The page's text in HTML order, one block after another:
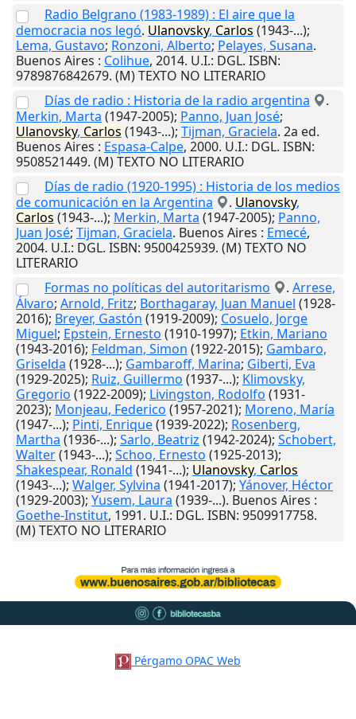
Radio Belgrano (1983-1989) : El aire que la
democracia nos legó. Ulanovsky, Carlos (1943-...);
Lema, Gustavo; Ronzoni, Alberto; Pelayes, Susana.
Buenos Aires : Colihue, 2014. U.I.: DGL. ISBN:
9789876842679. (M) TEXTO NO LITERARIO
Días de radio : Historia de la radio argentina
.
Merkin, Marta (1947-2005); Panno, Juan José;
Ulanovsky, Carlos (1943-...); Tijman, Graciela. 2a ed.
Buenos Aires : Espasa-Calpe, 2000. U.I.: DGL. ISBN:
9508521449. (M) TEXTO NO LITERARIO
Días de radio (1920-1995) : Historia de los medios
de comunicación en la Argentina
. Ulanovsky,
Carlos (1943-...); Merkin, Marta (1947-2005); Panno,
Juan José; Tijman, Graciela. Buenos Aires : Emecé,
2004. U.I.: DGL. ISBN: 9500425939. (M) TEXTO NO
LITERARIO
Formas no políticas del autoritarismo
. Arrese,
Álvaro; Arnold, Fritz; Borthagaray, Juan Manuel (1928-
2016); Breyer, Gastón (1919-2009); Cosuelo, Jorge
Miguel; Epstein, Ernesto (1910-1997); Etkin, Mariano
(1943-2016); Feldman, Simon (1922-2015); Gambaro,
Griselda (1928-...); Gambaroff, Marina; Giberti, Eva
(1929-2025); Ruiz, Guillermo (1937-...); Klimovsky,
Gregorio (1922-2009); Livingston, Rodolfo (1931-
2023); Monjeau, Federico (1957-2021); Moreno, María
(1947-...); Pinti, Enrique(1939-2022); Rosenberg,
Martha (1936-...); Sarlo, Beatriz (1942-2024); Schobert,
Walter(1943-...); Schoo, Ernesto (1925-2013);
Shakespear, Ronald (1941-...); Ulanovsky, Carlos
(1943-...); Walger, Sylvina (1941-2017); Yánover, Héctor
(1929-2003); Yusem, Laura (1939-...). Buenos Aires :
Goethe-Institut, 1991. U.I.: DGL. ISBN: 9509917758.
(M) TEXTO NO LITERARIO
Pérgamo OPAC Web